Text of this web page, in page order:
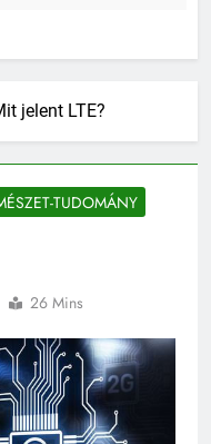
jelent LTE?
TUDOMÁNY
26 Mins